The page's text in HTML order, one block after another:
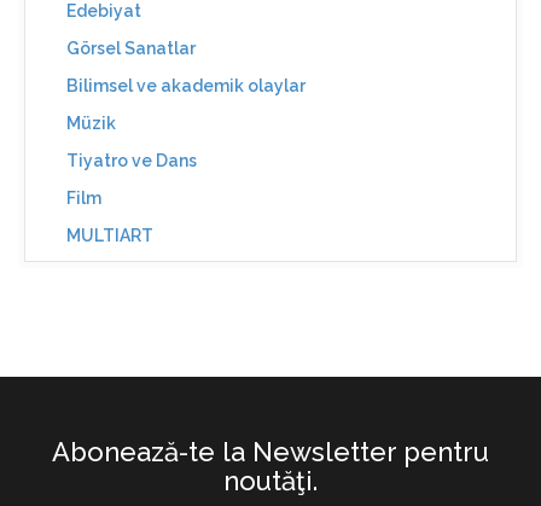
Edebiyat
Görsel Sanatlar
Bilimsel ve akademik olaylar
Müzik
Tiyatro ve Dans
Film
MULTIART
Abonează-te la Newsletter pentru
noutăţi.